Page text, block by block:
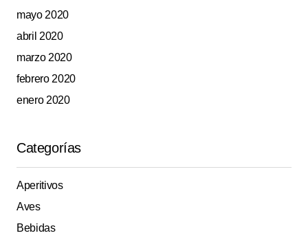
mayo 2020
abril 2020
marzo 2020
febrero 2020
enero 2020
Categorías
Aperitivos
Aves
Bebidas